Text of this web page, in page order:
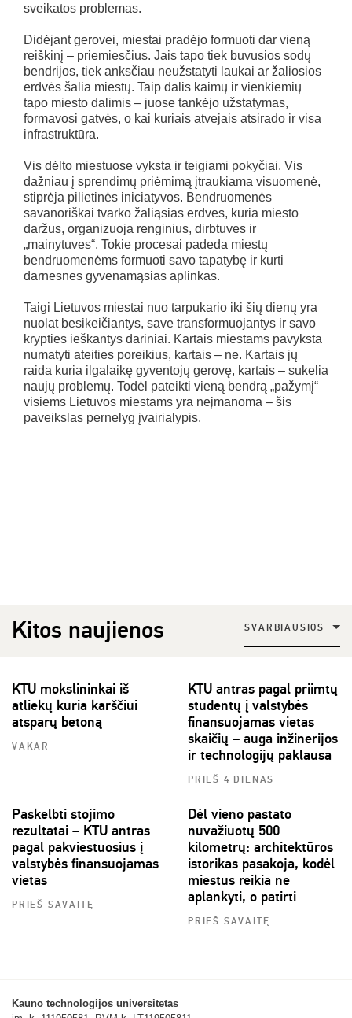
sveikatos problemas.
Didėjant gerovei, miestai pradėjo formuoti dar vieną
reiškinį – priemiesčius. Jais tapo tiek buvusios sodų
bendrijos, tiek anksčiau neužstatyti laukai ar žaliosios
erdvės šalia miestų. Taip dalis kaimų ir vienkiemių
tapo miesto dalimis – juose tankėjo užstatymas,
formavosi gatvės, o kai kuriais atvejais atsirado ir visa
infrastruktūra.
Vis dėlto miestuose vyksta ir teigiami pokyčiai. Vis
dažniau į sprendimų priėmimą įtraukiama visuomenė,
stiprėja pilietinės iniciatyvos. Bendruomenės
savanoriškai tvarko žaliąsias erdves, kuria miesto
daržus, organizuoja renginius, dirbtuves ir
„mainytuves“. Tokie procesai padeda miestų
bendruomenėms formuoti savo tapatybę ir kurti
darnesnes gyvenamąsias aplinkas.
Taigi Lietuvos miestai nuo tarpukario iki šių dienų yra
nuolat besikeičiantys, save transformuojantys ir savo
krypties ieškantys dariniai. Kartais miestams pavyksta
numatyti ateities poreikius, kartais – ne. Kartais jų
raida kuria ilgalaikę gyventojų gerovę, kartais – sukelia
naujų problemų. Todėl pateikti vieną bendrą „pažymį“
visiems Lietuvos miestams yra neįmanoma – šis
paveikslas pernelyg įvairialypis.
Kitos naujienos SVARBIAUSIOS
KTU mokslininkai iš
atliekų kuria karščiui
atsparų betoną
VAKAR
KTU antras pagal priimtų
studentų į valstybės
finansuojamas vietas
skaičių – auga inžinerijos
ir technologijų paklausa
PRIEŠ 4 DIENAS
Paskelbti stojimo
rezultatai – KTU antras
pagal pakviestuosius į
valstybės finansuojamas
vietas
PRIEŠ SAVAITĘ
Dėl vieno pastato
nuvažiuotų 500
kilometrų: architektūros
istorikas pasakoja, kodėl
miestus reikia ne
aplankyti, o patirti
PRIEŠ SAVAITĘ
Kauno technologijos universitetas